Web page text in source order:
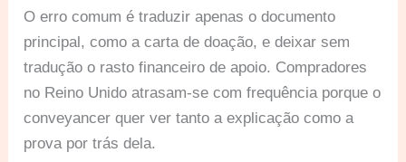
O erro comum é traduzir apenas o documento
principal, como a carta de doação, e deixar sem
tradução o rasto financeiro de apoio. Compradores
no Reino Unido atrasam-se com frequência porque o
conveyancer quer ver tanto a explicação como a
prova por trás dela.